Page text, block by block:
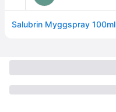
Salubrin Myggspray 100ml